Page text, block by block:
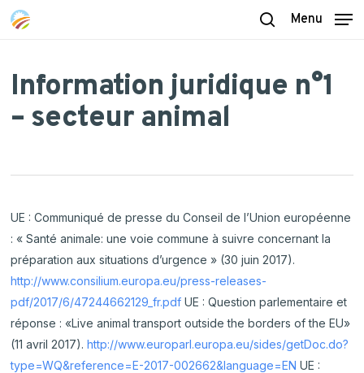
Skip
content
Menu
Information juridique n°1
– secteur animal
UE : Communiqué de presse du Conseil de l’Union européenne
: « Santé animale: une voie commune à suivre concernant la
préparation aux situations d’urgence » (30 juin 2017).
http://www.consilium.europa.eu/press-releases-
pdf/2017/6/47244662129_fr.pdf UE : Question parlementaire et
réponse : «Live animal transport outside the borders of the EU»
(11 avril 2017).http://www.europarl.europa.eu/sides/getDoc.do?
type=WQ&reference=E-2017-002662&language=EN UE :